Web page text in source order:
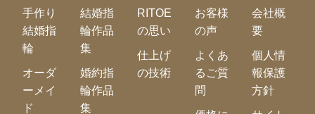
手作り
結婚指
輪
オーダ
ーメイ
ド
結婚指
輪作品
集
婚約指
輪作品
集
RITOE
の思い
仕上げ
の技術
お客様
の声
よくあ
るご質
問
会社概
要
個人情
報保護
方針